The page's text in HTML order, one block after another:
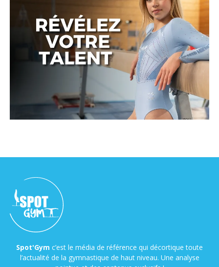
Spot'Gym c’est le média de référence qui décortique toute
l’actualité de la gymnastique de haut niveau. Une analyse